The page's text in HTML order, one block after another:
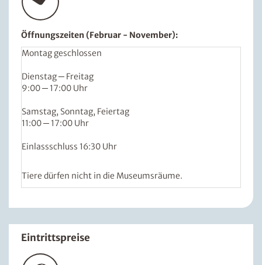
Öffnungszeiten (Februar - November):
Montag geschlossen
Dienstag ─ Freitag
9:00 ─ 17:00 Uhr
Samstag, Sonntag, Feiertag
11:00 ─ 17:00 Uhr
Einlassschluss 16:30 Uhr
Tiere dürfen nicht in die Museumsräume.
Eintrittspreise